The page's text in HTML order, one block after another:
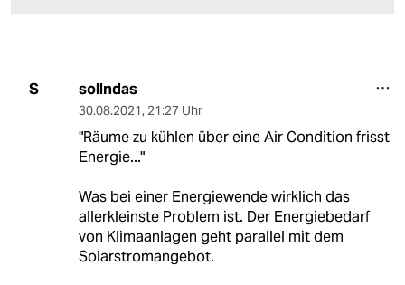
S sollndas
30.08.2021, 21:27 Uhr
"Räume zu kühlen über eine Air Condition frisst
Energie..."
Was bei einer Energiewende wirklich das
allerkleinste Problem ist. Der Energiebedarf
von Klimaanlagen geht parallel mit dem
Solarstromangebot.